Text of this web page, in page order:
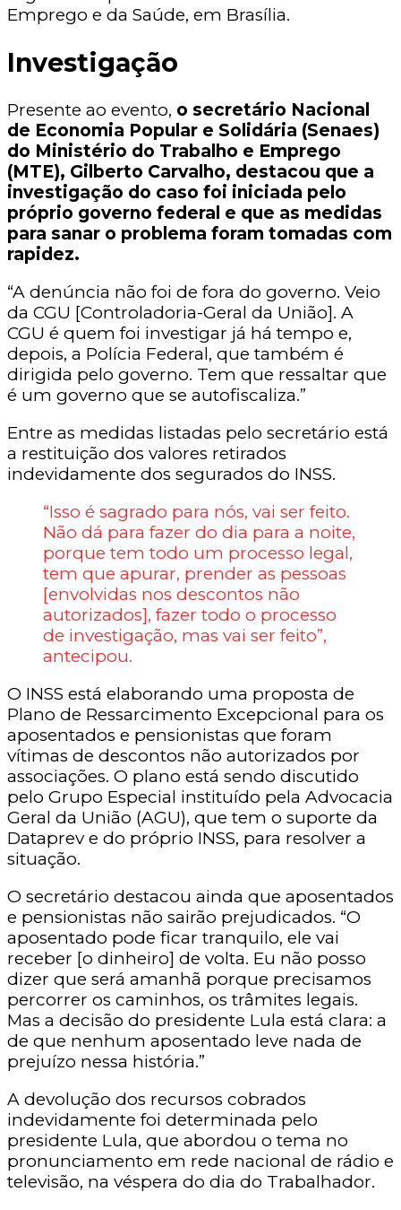
Emprego e da Saúde, em Brasília.
Investigação
Presente ao evento, o secretário Nacional
de Economia Popular e Solidária (Senaes)
do Ministério do Trabalho e Emprego
(MTE), Gilberto Carvalho, destacou que a
investigação do caso foi iniciada pelo
próprio governo federal e que as medidas
para sanar o problema foram tomadas com
rapidez.
“A denúncia não foi de fora do governo. Veio
da CGU [Controladoria-Geral da União]. A
CGU é quem foi investigar já há tempo e,
depois, a Polícia Federal, que também é
dirigida pelo governo. Tem que ressaltar que
é um governo que se autofiscaliza.”
Entre as medidas listadas pelo secretário está
a restituição dos valores retirados
indevidamente dos segurados do INSS.
“Isso é sagrado para nós, vai ser feito.
Não dá para fazer do dia para a noite,
porque tem todo um processo legal,
tem que apurar, prender as pessoas
[envolvidas nos descontos não
autorizados], fazer todo o processo
de investigação, mas vai ser feito”,
antecipou.
O INSS está elaborando uma proposta de
Plano de Ressarcimento Excepcional para os
aposentados e pensionistas que foram
vítimas de descontos não autorizados por
associações. O plano está sendo discutido
pelo Grupo Especial instituído pela Advocacia
Geral da União (AGU), que tem o suporte da
Dataprev e do próprio INSS, para resolver a
situação.
O secretário destacou ainda que aposentados
e pensionistas não sairão prejudicados. “O
aposentado pode ficar tranquilo, ele vai
receber [o dinheiro] de volta. Eu não posso
dizer que será amanhã porque precisamos
percorrer os caminhos, os trâmites legais.
Mas a decisão do presidente Lula está clara: a
de que nenhum aposentado leve nada de
prejuízo nessa história.”
A devolução dos recursos cobrados
indevidamente foi determinada pelo
presidente Lula, que abordou o tema no
pronunciamento em rede nacional de rádio e
televisão, na véspera do dia do Trabalhador.